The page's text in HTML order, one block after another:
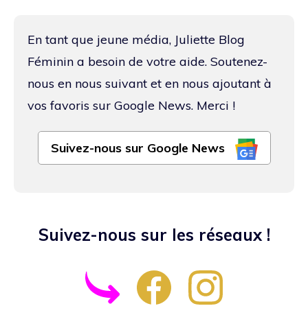
En tant que jeune média, Juliette Blog
Féminin a besoin de votre aide. Soutenez-
nous en nous suivant et en nous ajoutant à
vos favoris sur Google News. Merci !
Suivez-nous sur Google News
Suivez-nous sur les réseaux !